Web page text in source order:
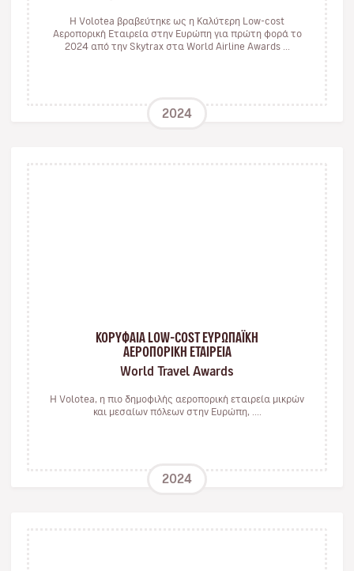
Η Volotea βραβεύτηκε ως η Καλύτερη Low-cost
Αεροπορική Εταιρεία στην Ευρώπη για πρώτη φορά το
2024 από την Skytrax στα World Airline Awards ...
2024
ΚΟΡΥΦΑΙΑ LOW-COST ΕΥΡΩΠΑΪΚΗ
ΑΕΡΟΠΟΡΙΚΗ ΕΤΑΙΡΕΙΑ
World Travel Awards
Η Volotea, η πιο δημοφιλής αεροπορική εταιρεία μικρών
και μεσαίων πόλεων στην Ευρώπη, ....
2024